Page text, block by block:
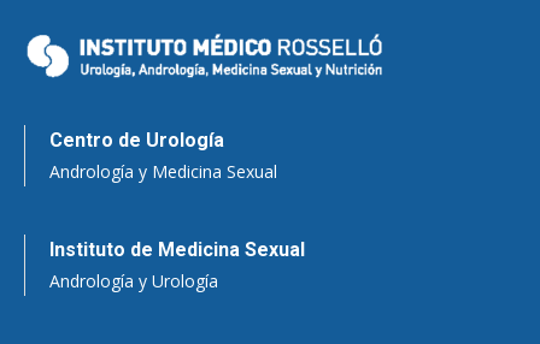
Centro de Urología
Andrología y Medicina Sexual
Instituto de Medicina Sexual
Andrología y Urología